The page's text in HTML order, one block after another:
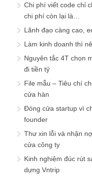
Chi phí viết code chỉ
chi phí còn lại là…
Lãnh đạo càng cao,
Làm kinh doanh thì
Nguyên tắc 4T chọn
đi tiền tỷ
File mẫu – Tiêu chí
cửa hàn
Đóng cửa startup vì
founder
Thư xin lỗi và nhận
cửa công ty
Kinh nghiệm đúc rút
dựng Vntrip